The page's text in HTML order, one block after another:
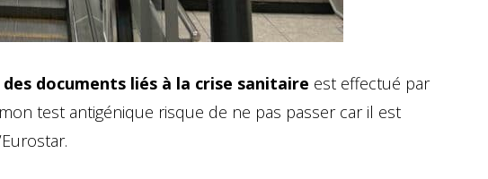
documents liés à la crise sanitaire est effectué par
test antigénique risque de ne pas passer car il est